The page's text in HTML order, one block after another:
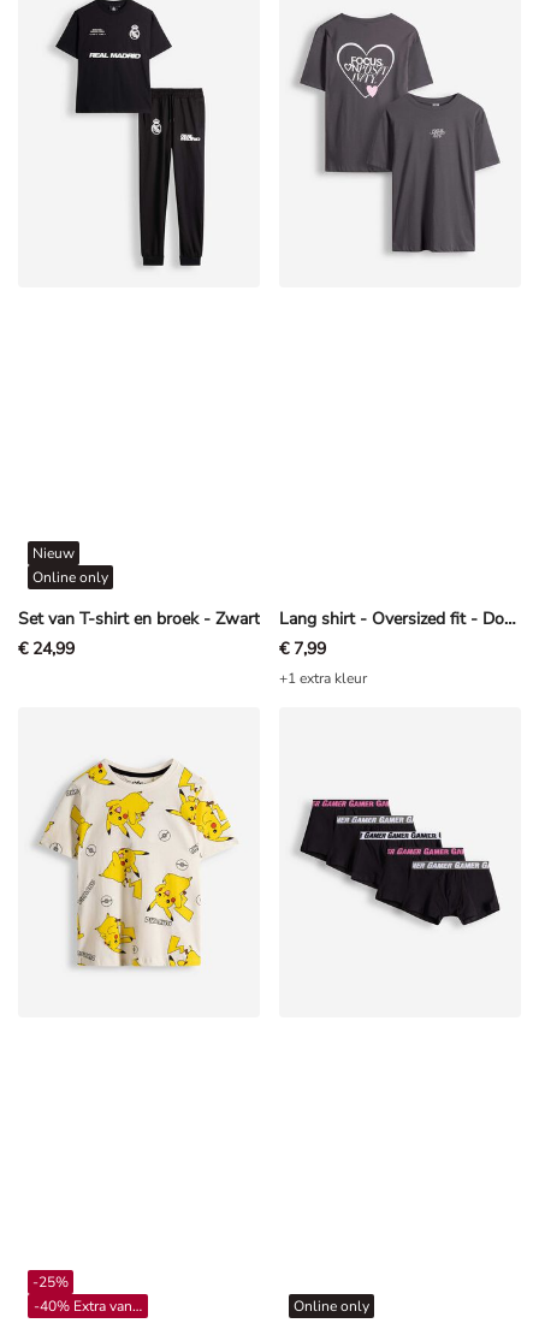
Set van T-shirt en broek - Zwart
Nieuw
Online only
€ 24,99
Lang shirt - Oversized fit - Donkergrijs
€ 7,99
+1 extra kleur
-25%
-40% Extra vanaf 4**
Online only